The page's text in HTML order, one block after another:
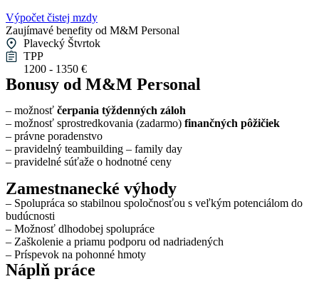
Výpočet čistej mzdy
Zaujímavé benefity od M&M Personal
Plavecký Štvrtok
TPP
1200 - 1350 €
Bonusy od M&M Personal
– možnosť čerpania týždenných záloh
– možnosť sprostredkovania (zadarmo) finančných pôžičiek
– právne poradenstvo
– pravidelný teambuilding – family day
– pravidelné súťaže o hodnotné ceny
Zamestnanecké výhody
– Spolupráca so stabilnou spoločnosťou s veľkým potenciálom do
budúcnosti
– Možnosť dlhodobej spolupráce
– Zaškolenie a priamu podporu od nadriadených
– Príspevok na pohonné hmoty
Náplň práce